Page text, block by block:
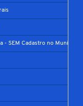
- SEM Cadastro no Município